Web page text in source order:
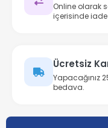
Online olarak
içerisinde
Ücretsiz
Yapacağınız
bedava.